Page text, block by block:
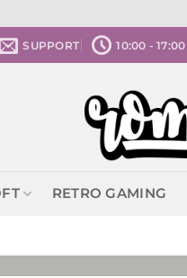
SUPPORT 10:00 - 17:00
RETRO GAMING